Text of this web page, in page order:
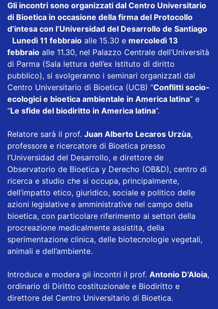
Gli incontri sono organizzati dal Centro Universitario
di Bioetica in occasione della firma del Protocollo
d’intesa con l’Universidad del Desarrollo de Santiago
Lunedì 11 febbraio alle 15.30 e mercoledì 13
febbraio alle 11.30, nel Palazzo Centrale dell’Università
di Parma (Sala lettura dell’ex Istituto di diritto
pubblico), si svolgeranno i seminari organizzati dal
Centro Universitario di Bioetica (UCB) “Conflitti socio-
ecologici e bioetica ambientale in America latina” e
“Le sfide del biodiritto in America latina”.
Relatore sarà il prof. Juan Alberto Lecaros Urzùa,
professore e ricercatore di Bioetica presso
l’Universidad del Desarrollo, e direttore de
Observatorio de Bioetica y Derecho (OB&D), centro di
ricerca e studio che si occupa, principalmente,
dell’impatto etico, giuridico, sociale e politico delle
azioni legislative e amministrative nel campo della
bioetica, con particolare riferimento ai settori della
procreazione medicalmente assistita, della
sperimentazione clinica, delle biotecnologie vegetali,
animali e dell’ambiente.
Introduce e modera gli incontri il prof. Antonio D’Aloia,
ordinario di Diritto costituzionale e Biodiritto e
direttore del Centro Universitario di Bioetica.